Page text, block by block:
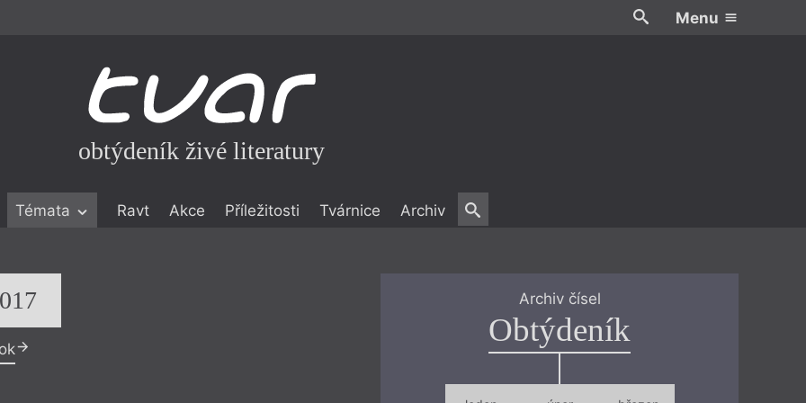
Menu
obtýdeník živé literatury
Témata Ravt Akce Příležitosti Tvárnice Archiv
Archiv čísel
Obtýdeník